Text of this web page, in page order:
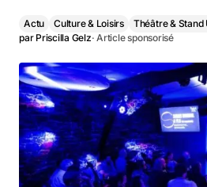
Actu Culture & Loisirs Théâtre & Stand
par Priscilla Gelz· Article sponsorisé